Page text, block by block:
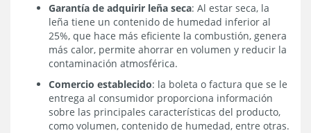
Garantía de adquirir leña seca: Al estar seca, la
leña tiene un contenido de humedad inferior al
25%, que hace más eficiente la combustión, genera
más calor, permite ahorrar en volumen y reducir la
contaminación atmosférica.
Comercio establecido: la boleta o factura que se le
entrega al consumidor proporciona información
sobre las principales características del producto,
como volumen, contenido de humedad, entre otras.